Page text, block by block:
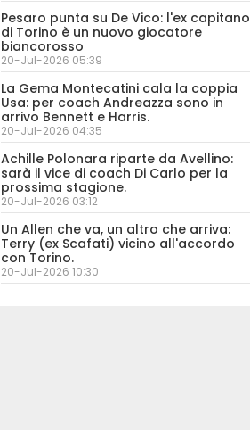
Pesaro punta su De Vico: l'ex capitano
di Torino è un nuovo giocatore
biancorosso
20-Jul-2026 05:39
La Gema Montecatini cala la coppia
Usa: per coach Andreazza sono in
arrivo Bennett e Harris.
20-Jul-2026 04:35
Achille Polonara riparte da Avellino:
sarà il vice di coach Di Carlo per la
prossima stagione.
20-Jul-2026 03:12
Un Allen che va, un altro che arriva:
Terry (ex Scafati) vicino all'accordo
con Torino.
20-Jul-2026 10:30